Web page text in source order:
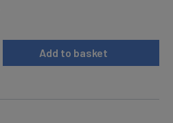
Add to basket